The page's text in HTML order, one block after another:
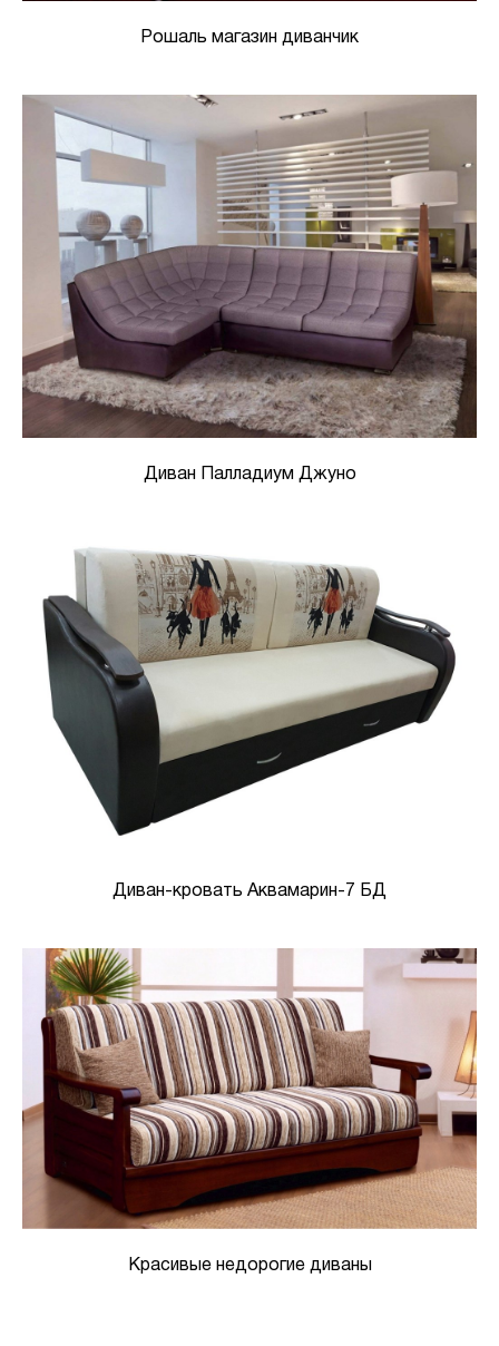
Рошаль магазин диванчик
Диван Палладиум Джуно
Диван-кровать Аквамарин-7 БД
Красивые недорогие диваны